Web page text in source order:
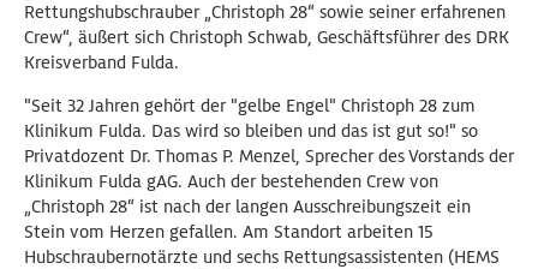
Rettungshubschrauber „Christoph 28“ sowie seiner erfahrenen
Crew“, äußert sich Christoph Schwab, Geschäftsführer des DRK
Kreisverband Fulda.
"Seit 32 Jahren gehört der "gelbe Engel" Christoph 28 zum
Klinikum Fulda. Das wird so bleiben und das ist gut so!" so
Privatdozent Dr. Thomas P. Menzel, Sprecher des Vorstands der
Klinikum Fulda gAG. Auch der bestehenden Crew von
„Christoph 28“ ist nach der langen Ausschreibungszeit ein
Stein vom Herzen gefallen. Am Standort arbeiten 15
Hubschraubernotärzte und sechs Rettungsassistenten (HEMS